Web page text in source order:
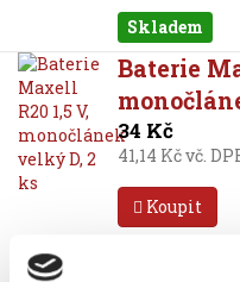
Skladem
Baterie
34 Kč
41,14 Kč vč.
Koupit